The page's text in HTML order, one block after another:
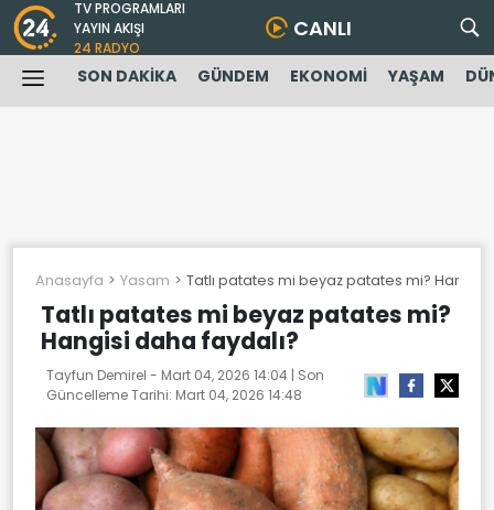
TV PROGRAMLARI
YAYIN AKIŞI
24 RADYO
CANLI
SON DAKİKA GÜNDEM EKONOMİ YAŞAM
Anasayfa Yasam Tatlı patates mi beyaz patates mi? Hangisi
Tatlı patates mi beyaz patates mi?
Hangisi daha faydalı?
Tayfun Demirel - Mart 04, 2026 14:04 | Son
Güncelleme Tarihi: Mart 04, 2026 14:48